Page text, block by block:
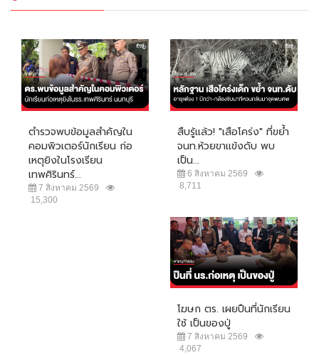
ตำรวจพบข้อมูลสำคัญใน
คอมพิวเตอร์นักเรียน ก่อ
เหตุยิงในโรงเรียน
เทพศิรินทร์...
7 สิงหาคม 2569
15,300
สืบรู้แล้ว! "เสือโคร่ง" ที่ขย้ำ
จนท.ห้วยขาแข้งดับ พบ
เป็น...
6 สิงหาคม 2569
8,711
โฆษก ตร. เผยปืนที่นักเรียน
ใช้ เป็นของปู่
7 สิงหาคม 2569
4,067